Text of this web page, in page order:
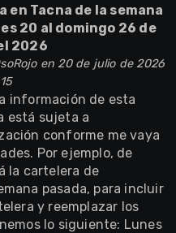
en Tacna de la semana
20 al domingo 26 de
2026
en 20 de julio de 2026
información de esta
está sujeta a
conforme me vaya
Por ejemplo, de
la cartelera de
pasada, para incluir
y reemplazar los
lo siguiente: Lunes